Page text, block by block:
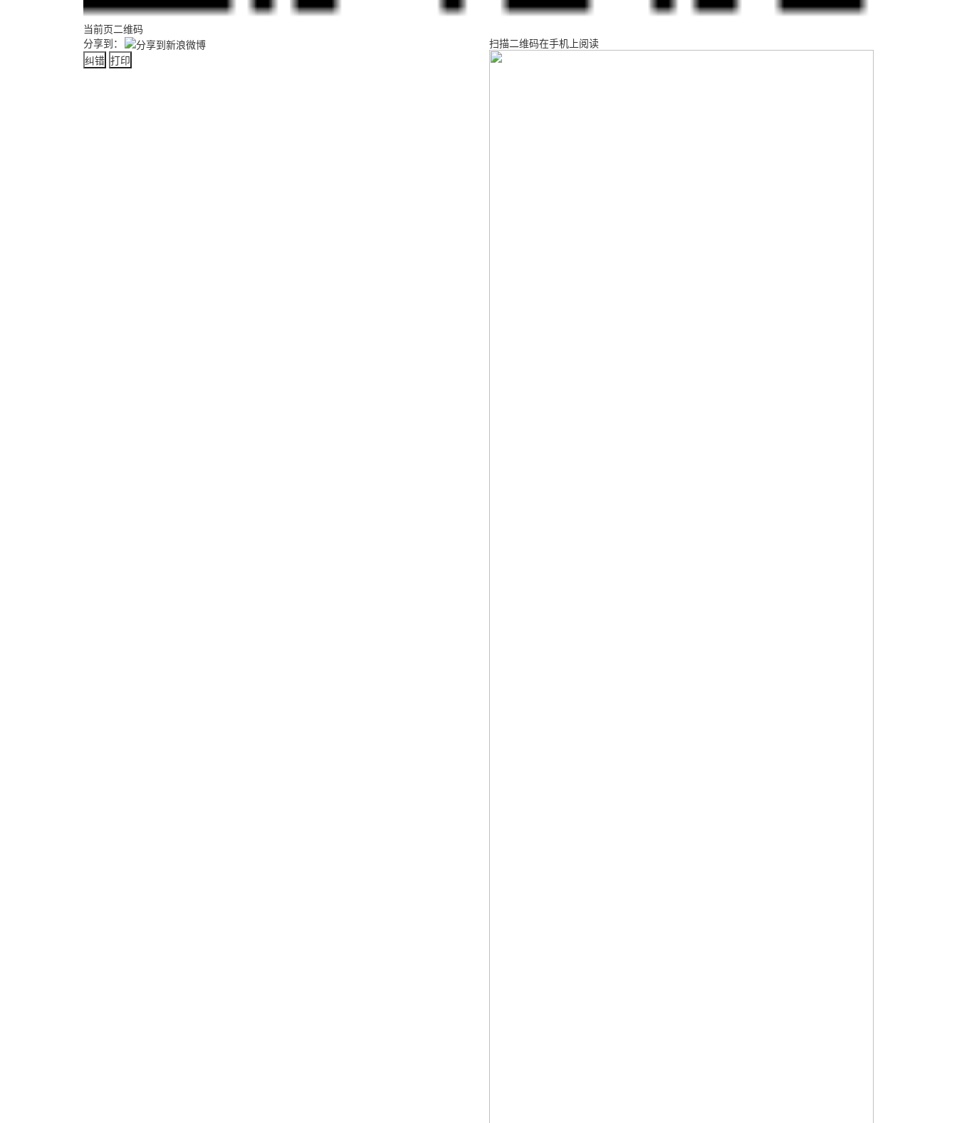
当前页二维码
分享到：
纠错 打印
扫描二维码在手机上阅读